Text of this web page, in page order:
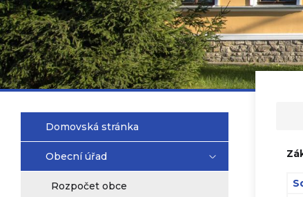
Domovská stránka
Obecní úřad
Rozpočet obce